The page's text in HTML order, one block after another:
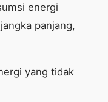
energi
panjang,
yang tidak